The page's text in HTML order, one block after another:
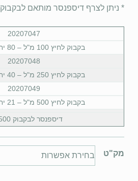
* ניתן לצרף דיספנסר מותאם לבקבוק 500 מ"ל.
20207047
בקבוק לחיץ 100 מ"ל – 80 יחידות בקרטון
20207048
בקבוק לחיץ 250 מ"ל – 40 יחידות בקרטון
20207049
בקבוק לחיץ 500 מ"ל – 21 יחידות בקרטון
דיספנסר לבקבוק 500 מ"ל
מק"ט